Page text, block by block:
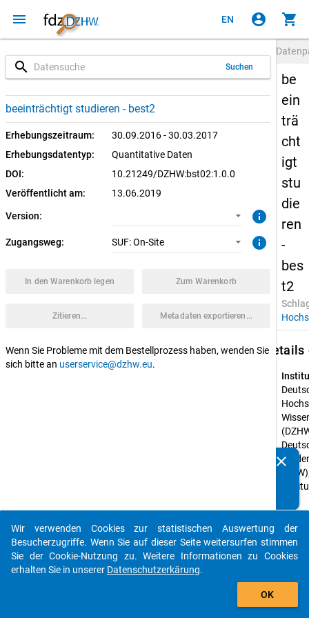
menu EN account_circle shopping_cart
search Suchen
beeinträchtigt studieren - best2
Erhebungszeitraum:
30.09.2016 - 30.03.2017
Erhebungsdatentyp:
Quantitative Daten
DOI:
10.21249/DZHW:bst02:1.0.0
Veröffentlicht am:
13.06.2019
Version:
1.0.0 (aktuell)
info
Zugangsweg: SUF: On-Site
SUF: On-Site
info
In den Warenkorb legen Zum Warenkorb
Zitieren... Metadaten exportieren...
Wenn Sie Probleme mit dem Bestellprozess haben, wenden Sie
sich bitte an userservice@dzhw.eu.
be
ein
trä
cht
igt
stu
die
ren
-
bes
t2
Details
(IHS)
clear
auto_stories
add_shopping_cart
Wir verwenden Cookies zur statistischen Auswertung der
Besucherzugriffe. Wenn Sie auf dieser Seite weitersurfen stimmen
Sie der Cookie-Nutzung zu. Weitere Informationen zu Cookies
erhalten Sie in unserer Datenschutzerkärung.
OK